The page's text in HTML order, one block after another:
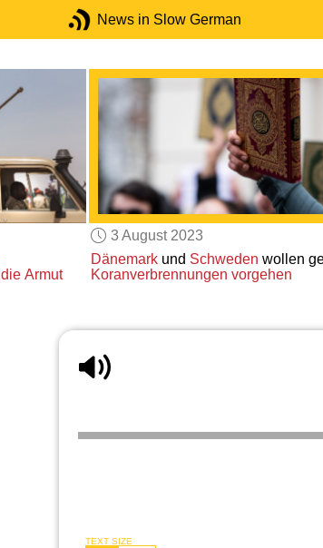
News in Slow German
Armut
3 August 2023
Dänemarkund Schweden wollen
Koranverbrennungen vorgehen
TEXT SIZE